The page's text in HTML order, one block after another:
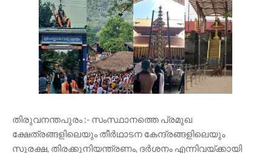
തിരുവനന്തപുരം :- സംസ്ഥാനത്തെ പ്രമുഖ
ക്ഷേത്രങ്ങളിലെയും തീർഥാടന കേന്ദ്രങ്ങളിലെയും
സുരക്ഷ, തിരക്കുനിയന്ത്രണം, ദർശനം എന്നിവയ്ക്കായി